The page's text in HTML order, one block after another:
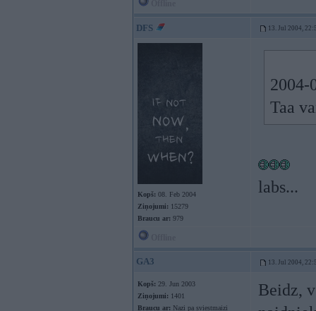
DFS 13. Jul 2004,
Kopš: 08. Feb 2004
Ziņojumi: 15279
Braucu ar: 979
2004-
Taa
labs...
GA3 13. Jul 2004,
Kopš: 29. Jun 2003
Ziņojumi: 1401
Braucu ar: Nazi pa sviestmaizi
Beidz,